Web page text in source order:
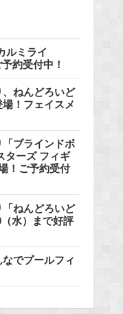
ルミライ
約受付中！
ねんどろいど
場！フェイスメ
ブラインドボ
ターズ フィギ
！ご予約受付
ねんどろいど
水）まで好評
でプールフィ